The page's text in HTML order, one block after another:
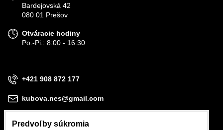
Bardejovská 42
080 01 Prešov
Otváracie hodiny
Po.-Pi.: 8:00 - 16:30
+421 908 872 177
kubova.nes@gmail.com
Predvoľby súkromia